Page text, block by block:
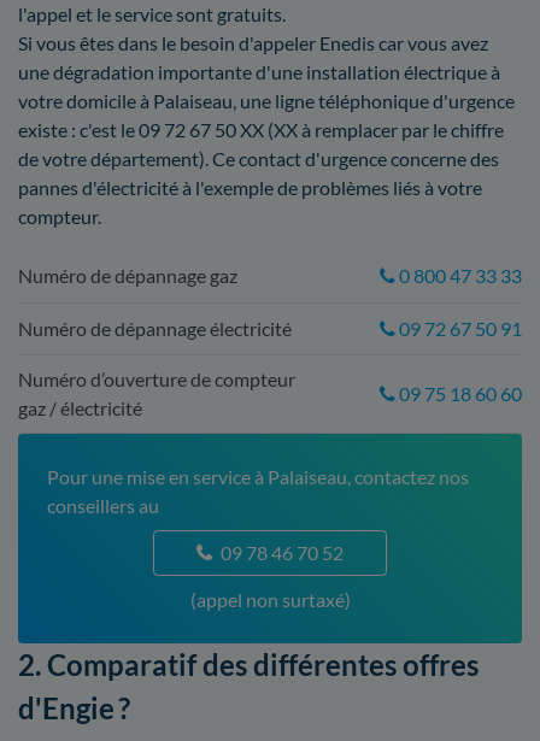
l'appel et le service sont gratuits.
Si vous êtes dans le besoin d'appeler Enedis car vous avez
une dégradation importante d'une installation électrique à
votre domicile à Palaiseau, une ligne téléphonique d'urgence
existe : c'est le 09 72 67 50 XX (XX à remplacer par le chiffre
de votre département). Ce contact d'urgence concerne des
pannes d'électricité à l'exemple de problèmes liés à votre
compteur.
Numéro de dépannage gaz 0 800 47 33 33
Numéro de dépannage électricité 09 72 67 50 91
Numéro d’ouverture de compteur
gaz / électricité
09 75 18 60 60
Pour une mise en service à Palaiseau, contactez nos
conseillers au
09 78 46 70 52
(appel non surtaxé)
2. Comparatif des différentes offres
d'Engie ?